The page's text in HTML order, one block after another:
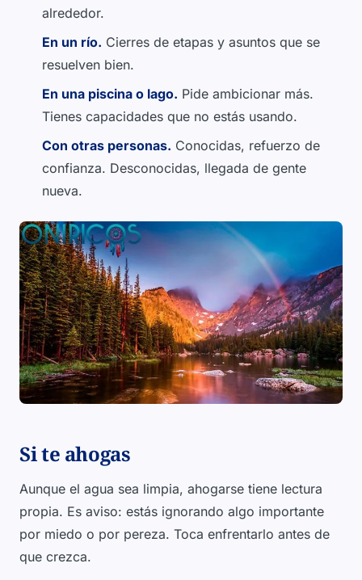
alrededor.
En un río. Cierres de etapas y asuntos que se
resuelven bien.
En una piscina o lago. Pide ambicionar más.
Tienes capacidades que no estás usando.
Con otras personas. Conocidas, refuerzo de
confianza. Desconocidas, llegada de gente
nueva.
Si te ahogas
Aunque el agua sea limpia, ahogarse tiene lectura
propia. Es aviso: estás ignorando algo importante
por miedo o por pereza. Toca enfrentarlo antes de
que crezca.